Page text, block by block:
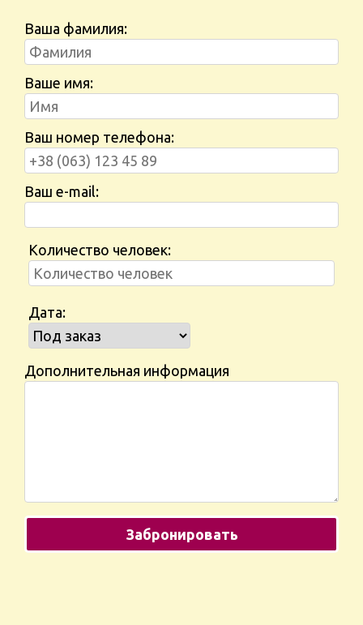
Ваша фамилия:
Ваше имя:
Ваш номер телефона:
Ваш e-mail:
Количество человек:
Дата:
Дополнительная информация